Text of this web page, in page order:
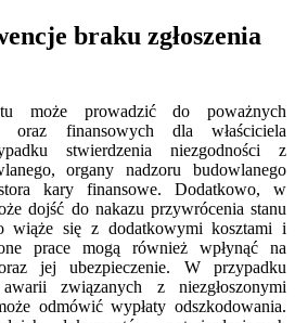
braku zgłoszenia
może prowadzić do poważnych
oraz finansowych dla właściciela
stwierdzenia niezgodności z
organy nadzoru budowlanego
kary finansowe. Dodatkowo, w
dojść do nakazu przywrócenia stanu
wiąże się z dodatkowymi kosztami i
prace mogą również wpłynąć na
jej ubezpieczenie. W przypadku
związanych z niezgłoszonymi
odmówić wypłaty odszkodowania.